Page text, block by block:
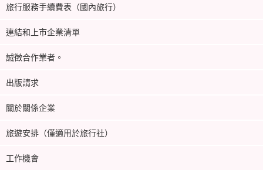
旅行服務手續費表（國內旅行）
連結和上市企業清單
誠徵合作業者。
出版請求
關於關係企業
旅遊安排（僅適用於旅行社）
工作機會